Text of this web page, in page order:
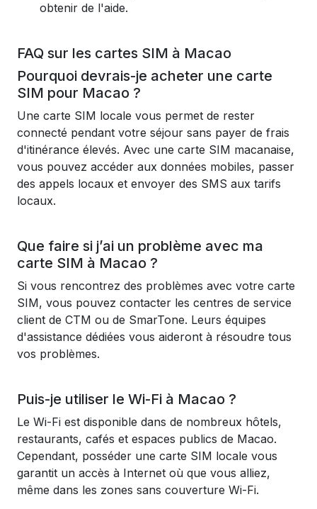
obtenir de l'aide.
FAQ sur les cartes SIM à Macao
Pourquoi devrais-je acheter une carte
SIM pour Macao ?
Une carte SIM locale vous permet de rester
connecté pendant votre séjour sans payer de frais
d'itinérance élevés. Avec une carte SIM macanaise,
vous pouvez accéder aux données mobiles, passer
des appels locaux et envoyer des SMS aux tarifs
locaux.
Que faire si j’ai un problème avec ma
carte SIM à Macao ?
Si vous rencontrez des problèmes avec votre carte
SIM, vous pouvez contacter les centres de service
client de CTM ou de SmarTone. Leurs équipes
d'assistance dédiées vous aideront à résoudre tous
vos problèmes.
Puis-je utiliser le Wi-Fi à Macao ?
Le Wi-Fi est disponible dans de nombreux hôtels,
restaurants, cafés et espaces publics de Macao.
Cependant, posséder une carte SIM locale vous
garantit un accès à Internet où que vous alliez,
même dans les zones sans couverture Wi-Fi.